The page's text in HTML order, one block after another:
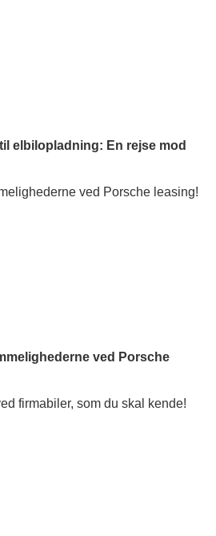
elbilopladning: En rejse mod
ved Porsche